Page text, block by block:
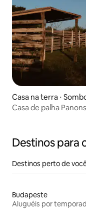
Casa na terra ⋅
Casa de palha
Destinos para
Destinos perto de
Budapeste
Aluguéis por